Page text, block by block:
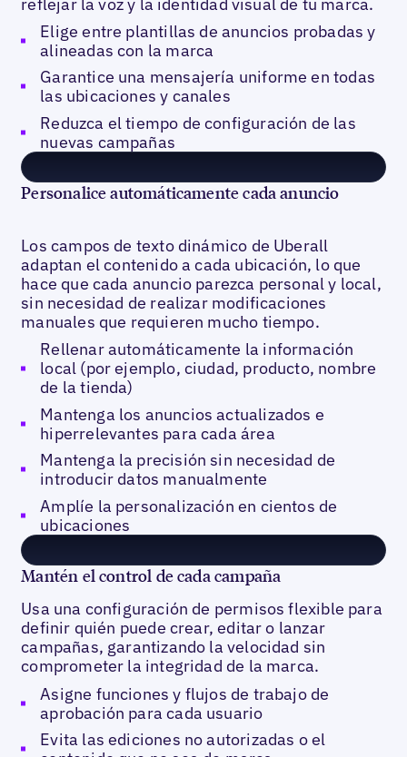
Elige entre plantillas de anuncios probadas y
alineadas con la marca
Garantice una mensajería uniforme en todas
las ubicaciones y canales
Reduzca el tiempo de configuración de las
nuevas campañas
Personalice automáticamente cada anuncio
Los campos de texto dinámico de Uberall
adaptan el contenido a cada ubicación, lo que
hace que cada anuncio parezca personal y local,
sin necesidad de realizar modificaciones
manuales que requieren mucho tiempo.
Rellenar automáticamente la información
local (por ejemplo, ciudad, producto, nombre
de la tienda)
Mantenga los anuncios actualizados e
hiperrelevantes para cada área
Mantenga la precisión sin necesidad de
introducir datos manualmente
Amplíe la personalización en cientos de
ubicaciones
Mantén el control de cada campaña
Usa una configuración de permisos flexible para
definir quién puede crear, editar o lanzar
campañas, garantizando la velocidad sin
comprometer la integridad de la marca.
Asigne funciones y flujos de trabajo de
aprobación para cada usuario
Evita las ediciones no autorizadas o el